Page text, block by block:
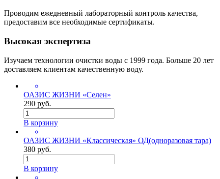
Проводим ежедневный лабораторный контроль качества,
предоставим все необходимые сертификаты.
Высокая экспертиза
Изучаем технологии очистки воды с 1999 года. Больше 20 лет
доставляем клиентам качественную воду.
ОАЗИС ЖИЗНИ «Селен»
290 руб.
В корзину
ОАЗИС ЖИЗНИ «Классическая» ОД(одноразовая тара)
380 руб.
В корзину